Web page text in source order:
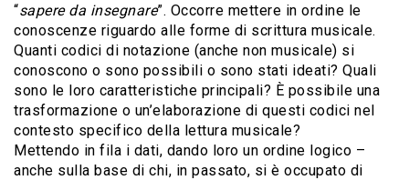
“sapere da insegnare”. Occorre mettere in ordine le
conoscenze riguardo alle forme di scrittura musicale.
Quanti codici di notazione (anche non musicale) si
conoscono o sono possibili o sono stati ideati? Quali
sono le loro caratteristiche principali? È possibile una
trasformazione o un’elaborazione di questi codici nel
contesto specifico della lettura musicale?
Mettendo in fila i dati, dando loro un ordine logico –
anche sulla base di chi, in passato, si è occupato di